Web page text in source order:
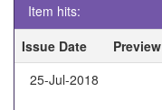
Item hits:
Issue Date
Preview
25-Jul-2018